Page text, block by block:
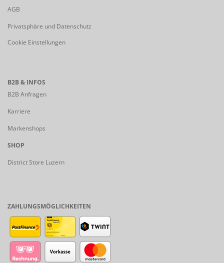
AGB
Privatsphäre und Datenschutz
Cookie Einstellungen
B2B & INFOS
B2B Anfragen
Karriere
Markenshops
SHOP
District Store Luzern
ZAHLUNGSMÖGLICHKEITEN